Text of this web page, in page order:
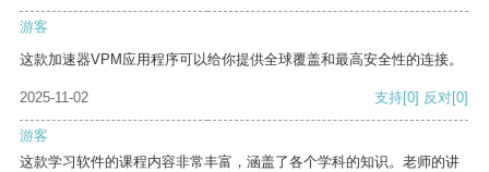
游客
这款加速器VPM应用程序可以给你提供全球覆盖和最高安全性的连接。
2025-11-02 支持[0] 反对[0]
游客
这款学习软件的课程内容非常丰富，涵盖了各个学科的知识。老师的讲